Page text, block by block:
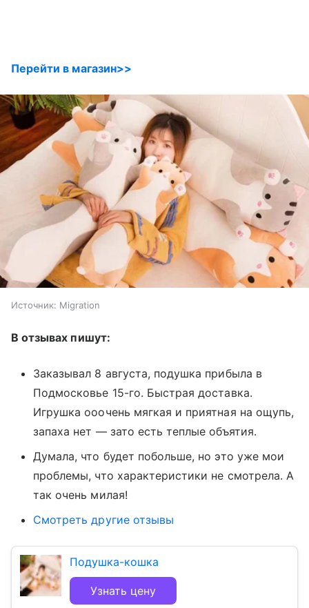
Перейти в магазин>>
Источник: Migration
В отзывах пишут:
Заказывал 8 августа, подушка прибыла в
Подмосковье 15-го. Быстрая доставка.
Игрушка ооочень мягкая и приятная на ощупь,
запаха нет — зато есть теплые объятия.
Думала, что будет побольше, но это уже мои
проблемы, что характеристики не смотрела. А
так очень милая!
Смотреть другие отзывы
Подушка-кошка
Узнать цену